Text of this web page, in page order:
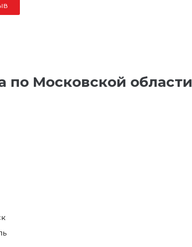
по Московской области